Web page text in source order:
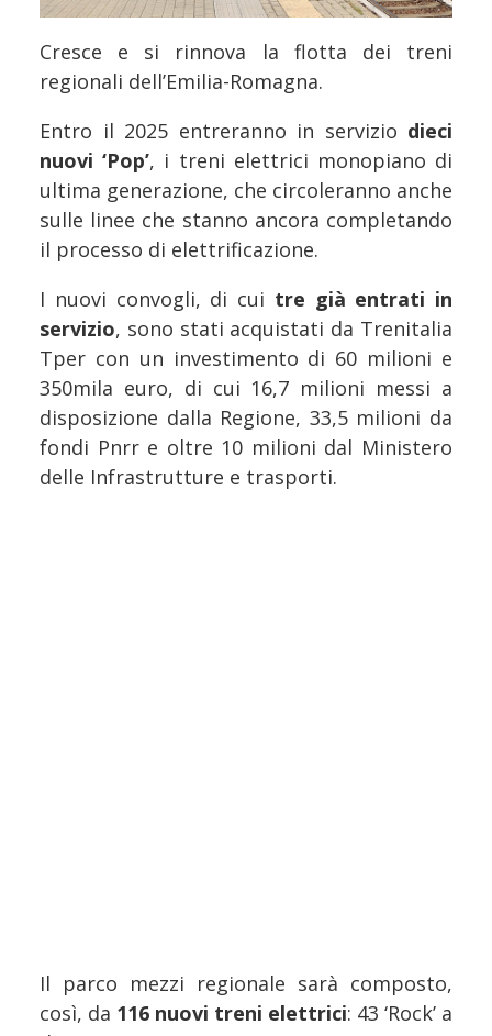
Cresce e si rinnova la flotta dei treni
regionali dell’Emilia-Romagna.
Entro il 2025 entreranno in servizio dieci
nuovi ‘Pop’, i treni elettrici monopiano di
ultima generazione, che circoleranno anche
sulle linee che stanno ancora completando
il processo di elettrificazione.
I nuovi convogli, di cui tre già entrati in
servizio, sono stati acquistati da Trenitalia
Tper con un investimento di 60 milioni e
350mila euro, di cui 16,7 milioni messi a
disposizione dalla Regione, 33,5 milioni da
fondi Pnrr e oltre 10 milioni dal Ministero
delle Infrastrutture e trasporti.
Il parco mezzi regionale sarà composto,
così, da 116 nuovi treni elettrici: 43 ‘Rock’ a